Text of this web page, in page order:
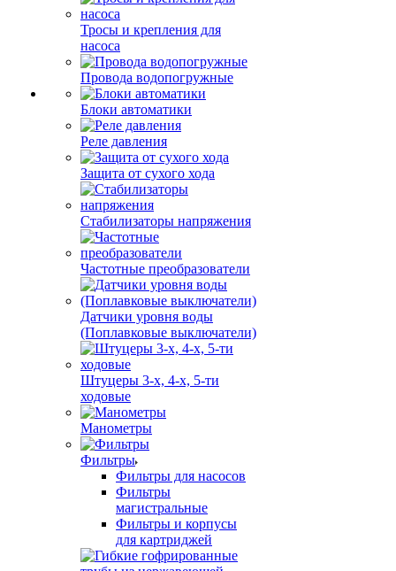
Тросы и крепления для
насоса
Провода водопогружные
Блоки автоматики
Реле давления
Защита от сухого хода
Стабилизаторы напряжения
Частотные преобразователи
Датчики уровня воды
(Поплавковые выключатели)
Штуцеры 3-х, 4-х, 5-ти
ходовые
Манометры
Фильтры
Фильтры для насосов
Фильтры
магистральные
Фильтры и корпусы
для картриджей